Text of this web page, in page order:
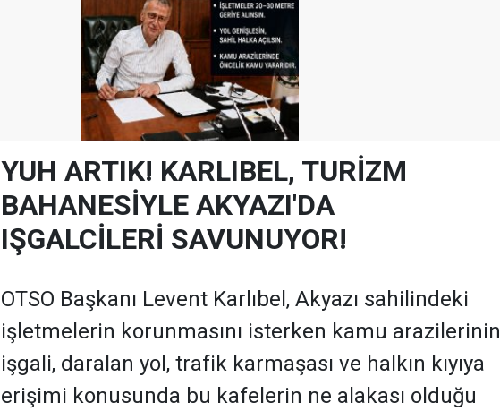
YUH ARTIK! KARLIBEL, TURİZM
BAHANESİYLE AKYAZI'DA
IŞGALCİLERİ SAVUNUYOR!
OTSO Başkanı Levent Karlıbel, Akyazı sahilindeki
işletmelerin korunmasını isterken kamu arazilerinin
işgali, daralan yol, trafik karmaşası ve halkın kıyıya
erişimi konusunda bu kafelerin ne alakası olduğu